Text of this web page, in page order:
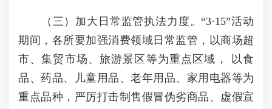
（三）加大日常监管执法力度。“3·15”活动
期间，各所要加强消费领域日常监管，以商场超
市、集贸市场、旅游景区等为重点区域， 以食
品、药品、儿童用品、老年用品、家用电器等为
重点品种，严厉打击制售假冒伪劣商品、虚假宣